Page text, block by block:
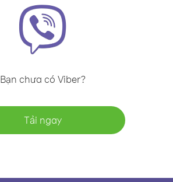
Bạn chưa có Viber?
Tải ngay